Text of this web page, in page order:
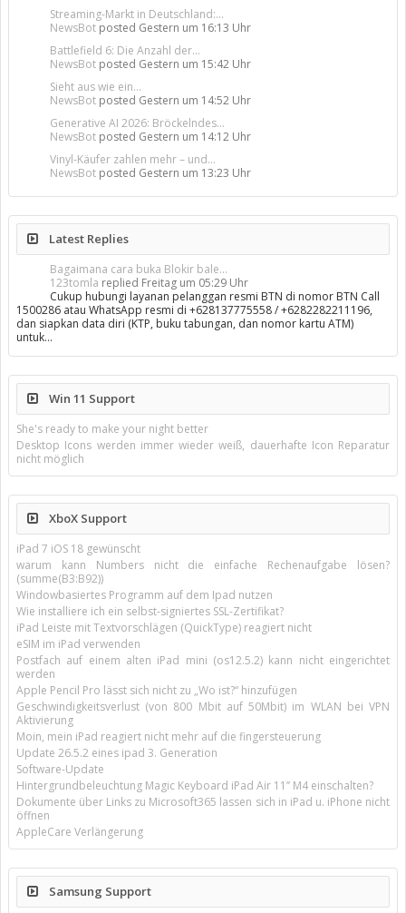
Streaming-Markt in Deutschland:...
NewsBot posted Gestern um 16:13 Uhr
Battlefield 6: Die Anzahl der...
NewsBot posted Gestern um 15:42 Uhr
Sieht aus wie ein...
NewsBot posted Gestern um 14:52 Uhr
Generative AI 2026: Bröckelndes...
NewsBot posted Gestern um 14:12 Uhr
Vinyl-Käufer zahlen mehr – und...
NewsBot posted Gestern um 13:23 Uhr
Latest Replies
Bagaimana cara buka Blokir bale...
123tomla replied Freitag um 05:29 Uhr
Cukup hubungi layanan pelanggan resmi BTN di nomor BTN Call
1500286 atau WhatsApp resmi di +628137775558 / +6282282211196,
dan siapkan data diri (KTP, buku tabungan, dan nomor kartu ATM)
untuk…
Win 11 Support
She's ready to make your night better
Desktop Icons werden immer wieder weiß, dauerhafte Icon Reparatur
nicht möglich
XboX Support
iPad 7 iOS 18 gewünscht
warum kann Numbers nicht die einfache Rechenaufgabe lösen?
(summe(B3:B92))
Windowbasiertes Programm auf dem Ipad nutzen
Wie installiere ich ein selbst-signiertes SSL-Zertifikat?
iPad Leiste mit Textvorschlägen (QuickType) reagiert nicht
eSIM im iPad verwenden
Postfach auf einem alten iPad mini (os12.5.2) kann nicht eingerichtet
werden
Apple Pencil Pro lässt sich nicht zu „Wo ist?“ hinzufügen
Geschwindigkeitsverlust (von 800 Mbit auf 50Mbit) im WLAN bei VPN
Aktivierung
Moin, mein iPad reagiert nicht mehr auf die fingersteuerung
Update 26.5.2 eines ipad 3. Generation
Software-Update
Hintergrundbeleuchtung Magic Keyboard iPad Air 11’’ M4 einschalten?
Dokumente über Links zu Microsoft365 lassen sich in iPad u. iPhone nicht
öffnen
AppleCare Verlängerung
Samsung Support